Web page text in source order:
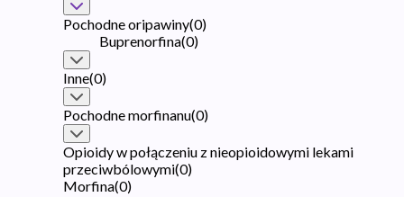
Pochodne oripawiny(0)
Buprenorfina(0)
Inne(0)
Pochodne morfinanu(0)
Opioidy w połączeniu z nieopioidowymi lekami
przeciwbólowymi(0)
Morfina(0)